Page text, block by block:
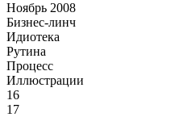
Ноябрь 2008
Бизнес-линч
Идиотека
Рутина
Процесс
Иллюстрации
16
17